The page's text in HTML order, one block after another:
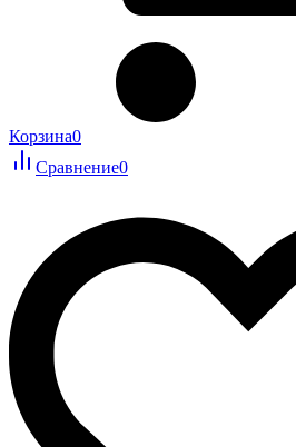
Корзина0
Сравнение0